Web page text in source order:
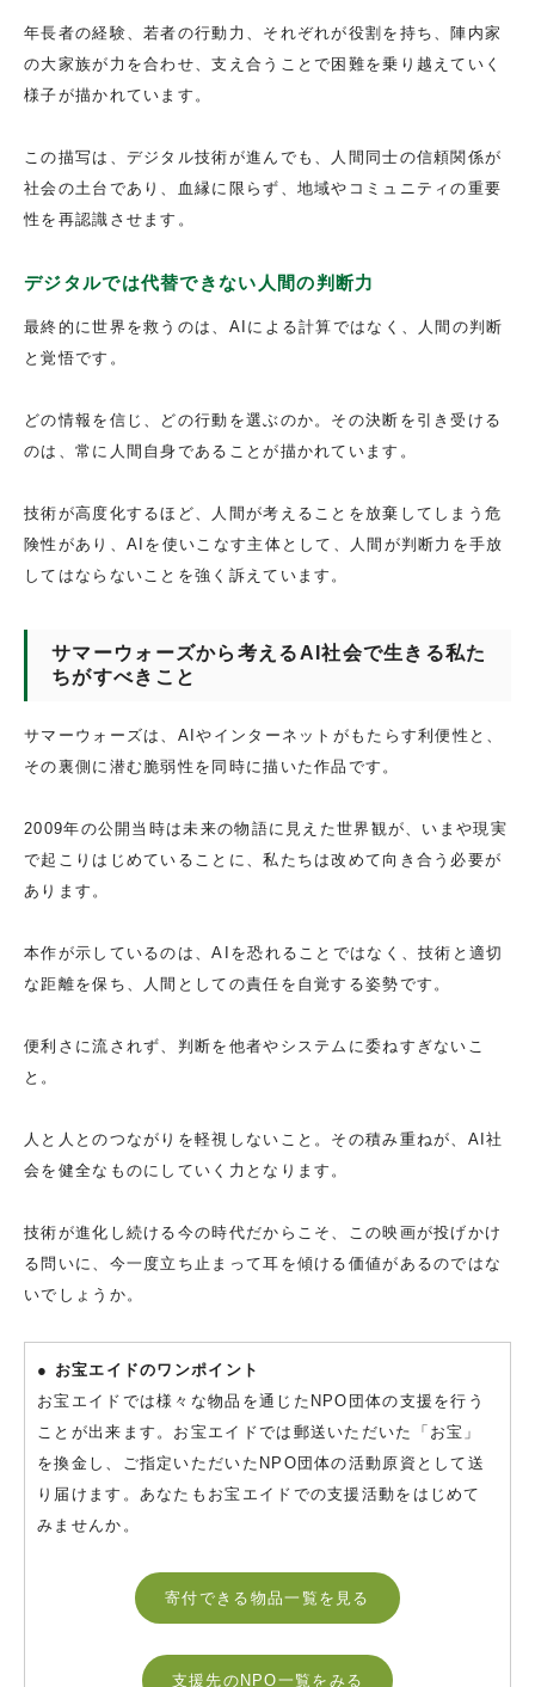
年長者の経験、若者の行動力、それぞれが役割を持ち、陣内家
の大家族が力を合わせ、支え合うことで困難を乗り越えていく
様子が描かれています。
この描写は、デジタル技術が進んでも、人間同士の信頼関係が
社会の土台であり、血縁に限らず、地域やコミュニティの重要
性を再認識させます。
デジタルでは代替できない人間の判断力
最終的に世界を救うのは、AIによる計算ではなく、人間の判断
と覚悟です。
どの情報を信じ、どの行動を選ぶのか。その決断を引き受ける
のは、常に人間自身であることが描かれています。
技術が高度化するほど、人間が考えることを放棄してしまう危
険性があり、AIを使いこなす主体として、人間が判断力を手放
してはならないことを強く訴えています。
サマーウォーズから考えるAI社会で生きる私た
ちがすべきこと
サマーウォーズは、AIやインターネットがもたらす利便性と、
その裏側に潜む脆弱性を同時に描いた作品です。
2009年の公開当時は未来の物語に見えた世界観が、いまや現実
で起こりはじめていることに、私たちは改めて向き合う必要が
あります。
本作が示しているのは、AIを恐れることではなく、技術と適切
な距離を保ち、人間としての責任を自覚する姿勢です。
便利さに流されず、判断を他者やシステムに委ねすぎないこ
と。
人と人とのつながりを軽視しないこと。その積み重ねが、AI社
会を健全なものにしていく力となります。
技術が進化し続ける今の時代だからこそ、この映画が投げかけ
る問いに、今一度立ち止まって耳を傾ける価値があるのではな
いでしょうか。
● お宝エイドのワンポイント
お宝エイドでは様々な物品を通じたNPO団体の支援を行う
ことが出来ます。お宝エイドでは郵送いただいた「お宝」
を換金し、ご指定いただいたNPO団体の活動原資として送
り届けます。あなたもお宝エイドでの支援活動をはじめて
みませんか。
寄付できる物品一覧を見る
支援先のNPO一覧をみる